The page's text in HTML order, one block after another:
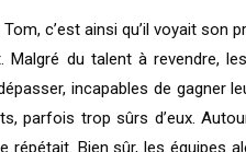
Tom, c’est ainsi qu’il voyait
Malgré du talent à revendre,
incapables de gagner
parfois trop sûrs d’eux.
répétait. Bien sûr, les équipes